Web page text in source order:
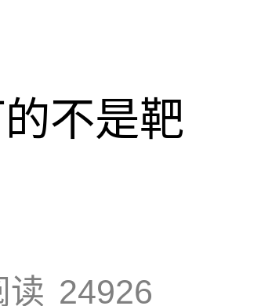
不是靶
读 24926